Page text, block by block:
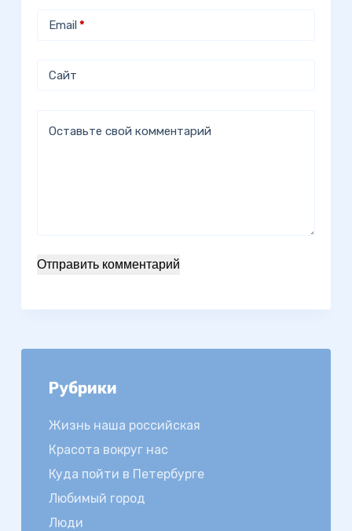
Email *
Сайт
Оставьте свой комментарий
Отправить комментарий
Рубрики
Жизнь наша российская
Красота вокруг нас
Куда пойти в Петербурге
Любимый город
Люди